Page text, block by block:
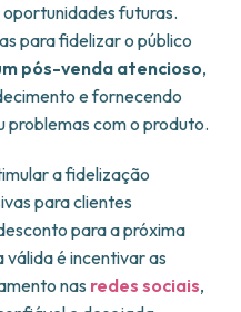
futuras.
para fidelizar o público
pós-venda atencioso,
e fornecendo
problemas com o produto.
a fidelização
para clientes
para a próxima
é incentivar as
nas redes sociais,